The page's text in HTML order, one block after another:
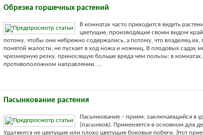
Обрезка горшечных растений
В комнатах часто приходится видеть
цветущие, производящие своим видом
потому, чтобы они небрежно содержались, а потому, что владелец
понятой жалости, не пускает в ход ножа и ножниц. В плодовых садах
чрезмерную резку, приносящую больше вреда чем пользы; в
противоположном направлении. ...
Пасынкование растения
Пасынкование – прием, заключающийся в
(пасынков). Применяется в основном для
Удаляются не цветущие или плохо цветущие боковые побеги. Этот